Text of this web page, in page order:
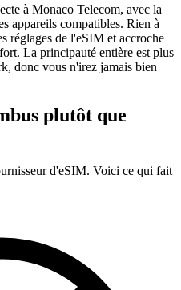
à Monaco Telecom, avec la
appareils compatibles. Rien à
de l'eSIM et accroche
La principauté entière est plus
donc vous n'irez jamais bien
plutôt que
d'eSIM. Voici ce qui fait